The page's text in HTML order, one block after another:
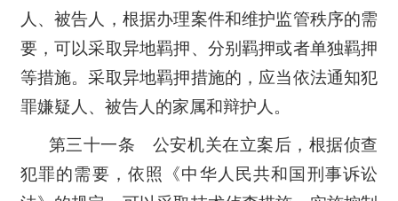
人、被告人，根据办理案件和维护监管秩序的需
要，可以采取异地羁押、分别羁押或者单独羁押
等措施。采取异地羁押措施的，应当依法通知犯
罪嫌疑人、被告人的家属和辩护人。
第三十一条 公安机关在立案后，根据侦查
犯罪的需要，依照《中华人民共和国刑事诉讼